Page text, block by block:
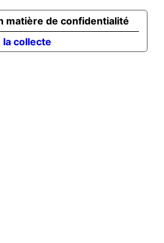
collecte
matière de confidentialité